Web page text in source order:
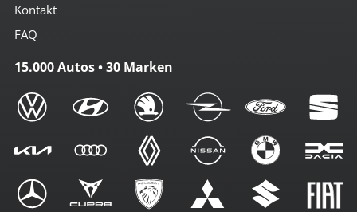
Kontakt
FAQ
15.000 Autos • 30 Marken